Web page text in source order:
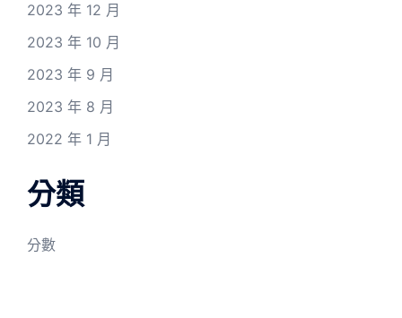
2023 年 12 月
2023 年 10 月
2023 年 9 月
2023 年 8 月
2022 年 1 月
分類
分數